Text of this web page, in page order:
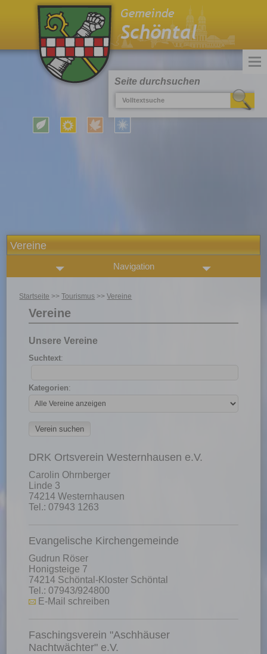
Seite durchsuchen
Vereine
Navigation
Startseite >>Tourismus >>Vereine
Vereine
Unsere Vereine
Suchtext:
Kategorien:
DRK Ortsverein Westernhausen e.V.
Carolin Ohrnberger
Linde 3
74214 Westernhausen
Tel.: 07943 1263
Evangelische Kirchengemeinde
Gudrun Röser
Honigsteige 7
74214 Schöntal-Kloster Schöntal
Tel.: 07943/924800
E-Mail schreiben
Faschingsverein "Aschhäuser
Nachtwächter" e.V.